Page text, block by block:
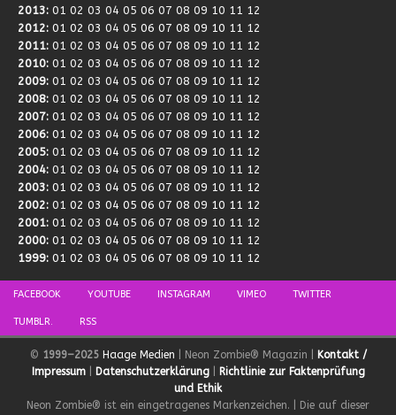
2013: 01 02 03 04 05 06 07 08 09 10 11 12
2012: 01 02 03 04 05 06 07 08 09 10 11 12
2011: 01 02 03 04 05 06 07 08 09 10 11 12
2010: 01 02 03 04 05 06 07 08 09 10 11 12
2009: 01 02 03 04 05 06 07 08 09 10 11 12
2008: 01 02 03 04 05 06 07 08 09 10 11 12
2007: 01 02 03 04 05 06 07 08 09 10 11 12
2006: 01 02 03 04 05 06 07 08 09 10 11 12
2005: 01 02 03 04 05 06 07 08 09 10 11 12
2004: 01 02 03 04 05 06 07 08 09 10 11 12
2003: 01 02 03 04 05 06 07 08 09 10 11 12
2002: 01 02 03 04 05 06 07 08 09 10 11 12
2001: 01 02 03 04 05 06 07 08 09 10 11 12
2000: 01 02 03 04 05 06 07 08 09 10 11 12
1999: 01 02 03 04 05 06 07 08 09 10 11 12
FACEBOOK YOUTUBE INSTAGRAM VIMEO TWITTER
TUMBLR. RSS
© 1999–2025 Haage Medien | Neon Zombie® Magazin |
Kontakt /
Impressum| Datenschutzerklärung|
Richtlinie zur Faktenprüfung
und Ethik
Neon Zombie® ist ein eingetragenes Markenzeichen. | Die auf dieser